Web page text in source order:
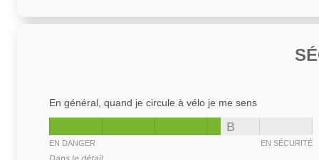
En général, quand je circule à vélo je me sens
B
EN DANGER EN SÉCURITÉ